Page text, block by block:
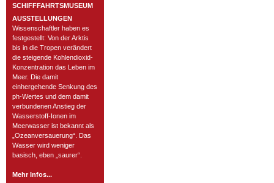
SCHIFFFAHRTSMUSEUM
AUSSTELLUNGEN
Wissenschaftler haben es
festgestellt: Von der Arktis
bis in die Tropen verändert
die steigende Kohlendioxid-
Konzentration das Leben im
Meer. Die damit
einhergehende Senkung des
ph-Wertes und dem damit
verbundenen Anstieg der
Wasserstoff-Ionen im
Meerwasser ist bekannt als
„Ozeanversauerung“. Das
Wasser wird weniger
basisch, eben „saurer“.
Mehr Infos...